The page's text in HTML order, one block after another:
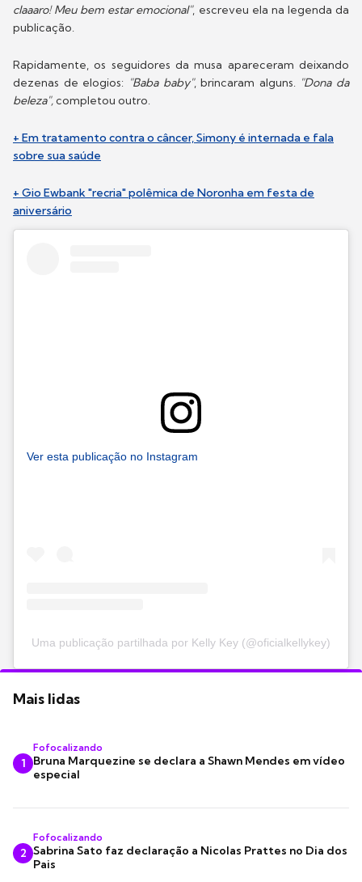
claaaro! Meu bem estar emocional", escreveu ela na legenda da
publicação.
Rapidamente, os seguidores da musa apareceram deixando
dezenas de elogios: "Baba baby", brincaram alguns. "Dona da
beleza",completou outro.
+ Em tratamento contra o câncer, Simony é internada e fala
sobre sua saúde
+ Gio Ewbank "recria" polêmica de Noronha em festa de
aniversário
Ver esta publicação no Instagram
Uma publicação partilhada por Kelly Key (@oficialkellykey)
Mais lidas
1
Fofocalizando
Bruna Marquezine se declara a Shawn Mendes em vídeo
especial
2
Fofocalizando
Sabrina Sato faz declaração a Nicolas Prattes no Dia dos
Pais